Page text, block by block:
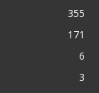
355
171
6
3